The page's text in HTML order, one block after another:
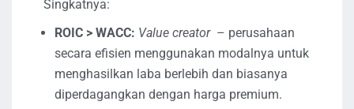
Singkatnya:
ROIC > WACC: Value creator– perusahaan
secara efisien menggunakan modalnya untuk
menghasilkan laba berlebih dan biasanya
diperdagangkan dengan harga premium.